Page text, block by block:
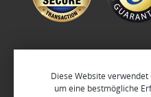
Diese Website verwendet
um eine bestmögliche